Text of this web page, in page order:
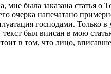
была заказана статья
очерка напечатано
господами. Только
текст был вписан в мою
в том, что лицо,